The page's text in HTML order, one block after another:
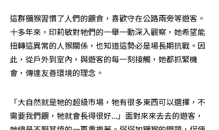
這群獼猴習慣了人們的餵食，喜歡守在公路兩旁等遊客。
十多年來，印莉敏對牠們的一舉一動深入觀察，她希望能
扭轉這異常的人猴關係，也知道這勢必是場長期抗戰。因
此，從戶外到室內，與遊客的每一刻接觸，她都抓緊機
會，傳達友善環境的理念。
「大自然就是牠的超級市場，牠有很多東西可以選擇，不
需要我們餵，牠就會長得很好...」面對來來去去的遊客，